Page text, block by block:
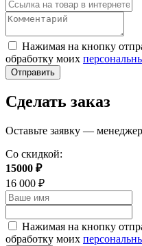
Нажимая на кнопку
обработку моих
Отправить
Сделать заказ
Оставьте заявку —
Со скидкой:
15000 ₽
16 000 ₽
Нажимая на кнопку
обработку моих